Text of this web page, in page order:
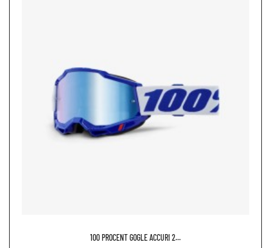
100 PROCENT GOGLE ACCURI 2...